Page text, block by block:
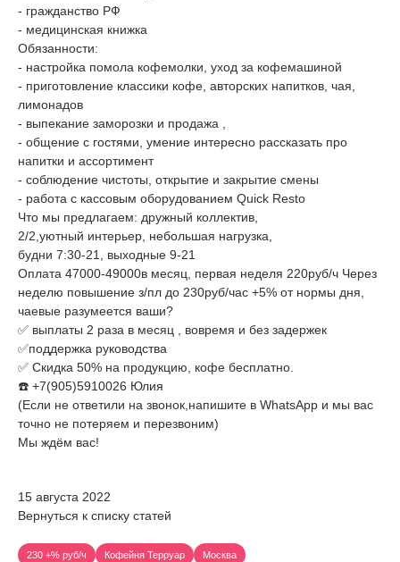
- гражданство РФ
- медицинская книжка
Обязанности:
- настройка помола кофемолки, уход за кофемашиной
- приготовление классики кофе, авторских напитков, чая,
лимонадов
- выпекание заморозки и продажа ,
- общение с гостями, умение интересно рассказать про
напитки и ассортимент
- соблюдение чистоты, открытие и закрытие смены
- работа с кассовым оборудованием Quick Resto
Что мы предлагаем: дружный коллектив,
2/2,уютный интерьер, небольшая нагрузка,
будни 7:30-21, выходные 9-21
Оплата 47000-49000в месяц, первая неделя 220руб/ч Через
неделю повышение з/пл до 230руб/час +5% от нормы дня,
чаевые разумеется ваши?
✅ выплаты 2 раза в месяц , вовремя и без задержек
✅поддержка руководства
✅ Скидка 50% на продукцию, кофе бесплатно.
☎️ +7(905)5910026 Юлия
(Если не ответили на звонок,напишите в WhatsApp и мы вас
точно не потеряем и перезвоним)
Мы ждём вас!
15 августа 2022
Вернуться к списку статей
230 +% руб/ч Кофейня Терруар Москва